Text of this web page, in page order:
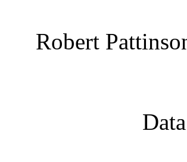
Robert